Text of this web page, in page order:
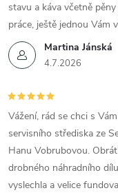
Martina Jánská
4.7.2026
stavu a káva včetně
práce, ještě jednou Vám
Vážení, rád se chci s
servisního střediska ze
Hanu Vobrubovou.
drobného náhradního
vyslechla a velice